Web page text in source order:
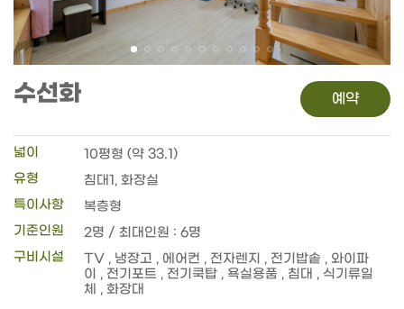
수선화 예약
넓이
10평형 (약 33.1)
유형
침대1, 화장실
특이사항
복층형
기준인원
2명 / 최대인원 : 6명
구비시설